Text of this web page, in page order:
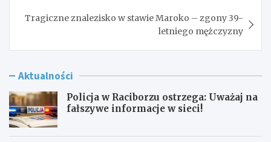
Tragiczne znalezisko w stawie Maroko – zgony 39-
letniego mężczyzny
Aktualności
Policja w Raciborzu ostrzega: Uważaj na
fałszywe informacje w sieci!